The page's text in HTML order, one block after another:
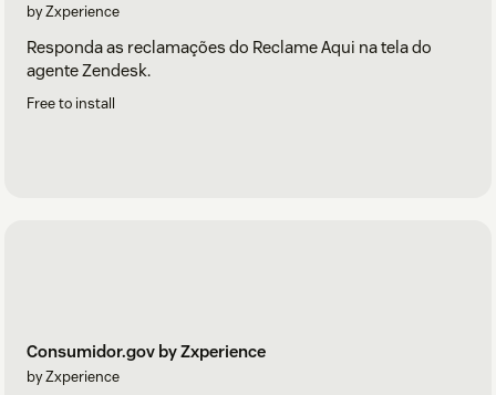
by Zxperience
Responda as reclamações do Reclame Aqui na tela do
agente Zendesk.
Free to install
Consumidor.gov by Zxperience
by Zxperience